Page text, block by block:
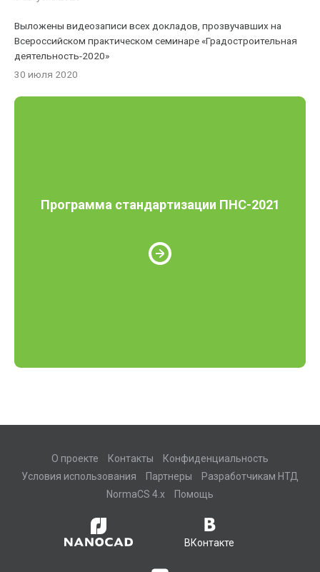
Выложены видеозаписи всех докладов, прозвучавших на
Всероссийском практическом семинаре «Градостроительная
деятельность-2020»
30 июля 2020
Программа стандартизации ПНС-2021
О проекте Контакты
Конфиденциальность
Условия использования
Партнеры
Разработчикам НТД
NormaCS 4.x
Помощь
ВКонтакте